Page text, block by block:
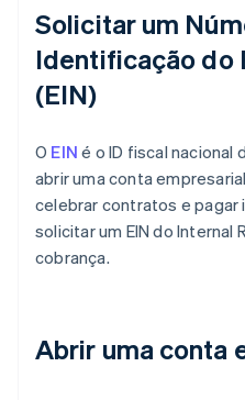
Solicitar um
Identificação do
(EIN)
O EIN é o ID fiscal nacional
abrir uma conta
celebrar contratos e
solicitar um EIN do Internal
cobrança.
Abrir uma conta